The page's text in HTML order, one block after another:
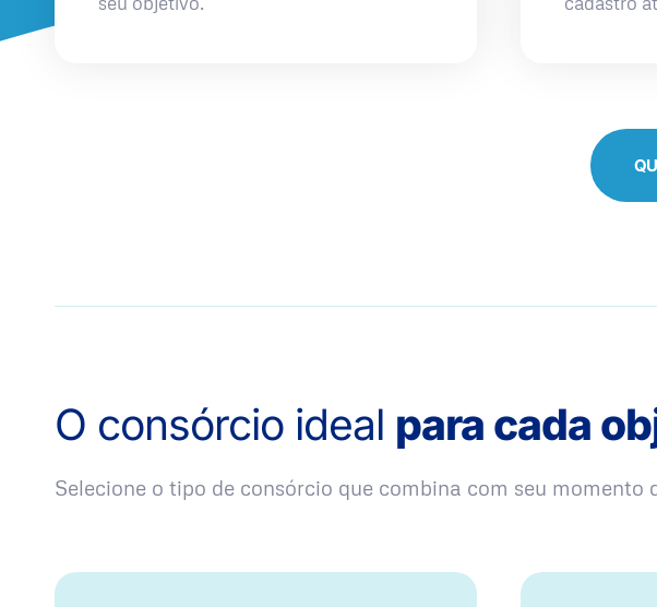
O consórcio ideal para cada
Selecione o tipo de consórcio que combina com seu momento